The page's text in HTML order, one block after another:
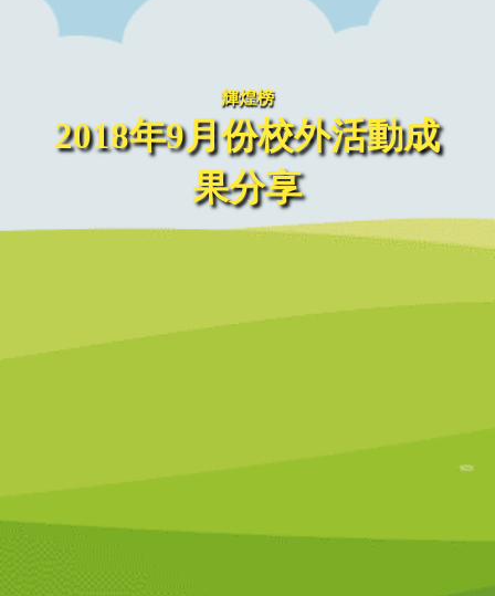
輝煌榜
2018年9月份校外活動成
果分享